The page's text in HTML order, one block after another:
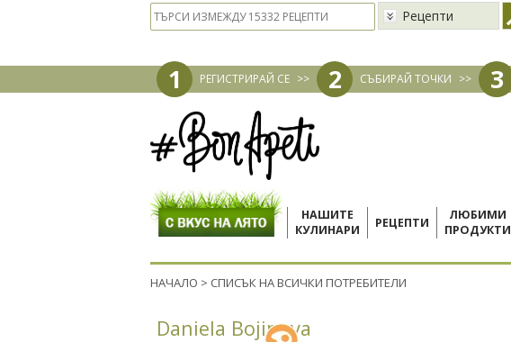
Рецепти
1 РЕГИСТРИРАЙ СЕ >> 2 СЪБИРАЙ ТОЧКИ >> 3
НАШИТЕ
КУЛИНАРИ
РЕЦЕПТИ
ЛЮБИМИ
ПРОДУКТИ
НАЧАЛО > СПИСЪК НА ВСИЧКИ ПОТРЕБИТЕЛИ
Daniela Bojinova